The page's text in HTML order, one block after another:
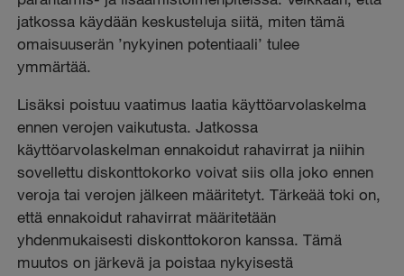
jatkossa käydään keskusteluja siitä, miten tämä
omaisuuserän ’nykyinen potentiaali’ tulee
ymmärtää.
Lisäksi poistuu vaatimus laatia käyttöarvolaskelma
ennen verojen vaikutusta. Jatkossa
käyttöarvolaskelman ennakoidut rahavirrat ja niihin
sovellettu diskonttokorko voivat siis olla joko ennen
veroja tai verojen jälkeen määritetyt. Tärkeää toki on,
että ennakoidut rahavirrat määritetään
yhdenmukaisesti diskonttokoron kanssa. Tämä
muutos on järkevä ja poistaa nykyisestä